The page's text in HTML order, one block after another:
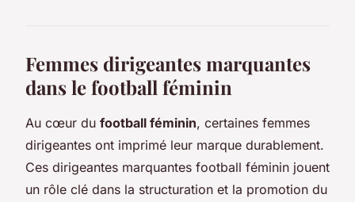
Femmes dirigeantes marquantes
dans le football féminin
Au cœur du football féminin, certaines femmes
dirigeantes ont imprimé leur marque durablement.
Ces dirigeantes marquantes football féminin jouent
un rôle clé dans la structuration et la promotion du